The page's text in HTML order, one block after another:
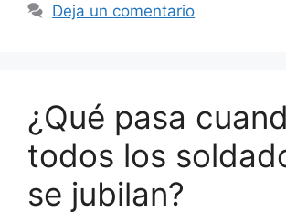
Deja un comentario
¿Qué pasa
todos los
se jubilan?